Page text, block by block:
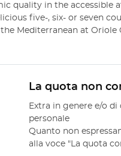
quality in the accessible
five-, six- or seven
Mediterranean at Oriole
La quota non
Extra in genere e/o di
personale
Quanto non
alla voce "La quota